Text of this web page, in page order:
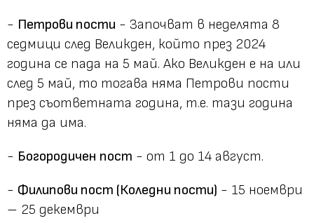
- Петрови пости - Започват в неделята 8
седмици след Великден, който през 2024
година се пада на 5 май. Ако Великден е на или
след 5 май, то тогава няма Петрови пости
през съответната година, т.е. тази година
няма да има.
- Богородичен пост - от 1 до 14 август.
- Филипови пост (Коледни пости) - 15 ноември
– 25 декември